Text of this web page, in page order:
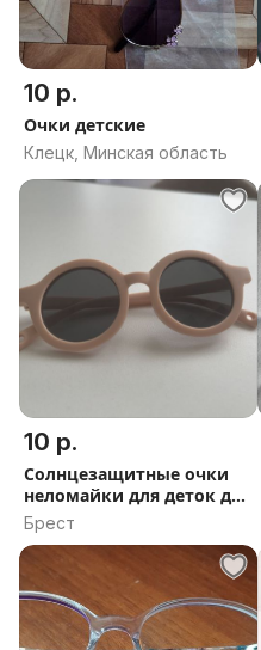
10 р.
Очки детские
Клецк, Минская область
10 р.
Солнцезащитные очки
неломайки для деток до
года
Брест